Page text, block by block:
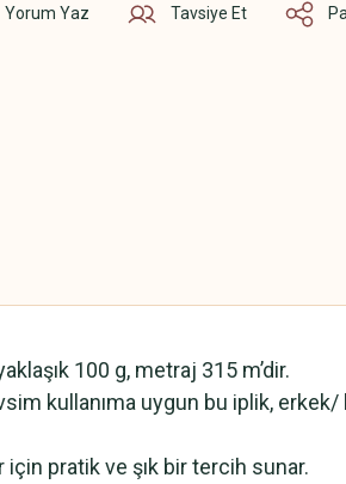
Yorum Yaz Tavsiye Et
100 g, metraj 315 m’dir.
kullanıma uygun bu iplik, erkek/
için pratik ve şık bir tercih sunar.